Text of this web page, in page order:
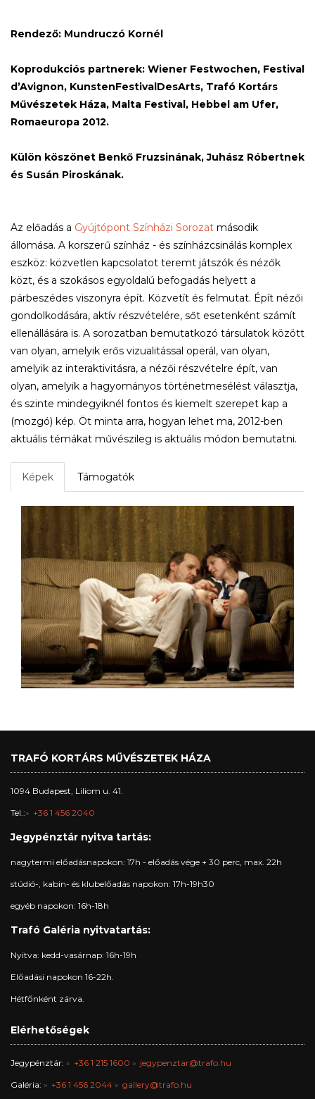
Rendező: Mundruczó Kornél
Koprodukciós partnerek: Wiener Festwochen, Festival
d’Avignon, KunstenFestivalDesArts, Trafó Kortárs
Művészetek Háza, Malta Festival, Hebbel am Ufer,
Romaeuropa 2012.
Külön köszönet Benkő Fruzsinának, Juhász Róbertnek
és Susán Piroskának.
Az előadás a Gyújtópont Színházi Sorozat második
állomása. A korszerű színház - és színházcsinálás komplex
eszköz: közvetlen kapcsolatot teremt játszók és nézők
közt, és a szokásos egyoldalú befogadás helyett a
párbeszédes viszonyra épít. Közvetít és felmutat. Épít nézői
gondolkodására, aktív részvételére, sőt esetenként számít
ellenállására is. A sorozatban bemutatkozó társulatok között
van olyan, amelyik erős vizualitással operál, van olyan,
amelyik az interaktivitásra, a nézői részvételre épít, van
olyan, amelyik a hagyományos történetmesélést választja,
és szinte mindegyiknél fontos és kiemelt szerepet kap a
(mozgó) kép. Öt minta arra, hogyan lehet ma, 2012-ben
aktuális témákat művészileg is aktuális módon bemutatni.
Képek Támogatók
TRAFÓ KORTÁRS MŰVÉSZETEK HÁZA
1094 Budapest, Liliom u. 41.
Tel.: +36 1 456 2040
Jegypénztár nyitva tartás:
nagytermi előadásnapokon: 17h - előadás vége + 30 perc, max. 22h
stúdió-, kabin- és klubelőadás napokon: 17h-19h30
egyéb napokon: 16h-18h
Trafó Galéria nyitvatartás:
Nyitva: kedd-vasárnap: 16h-19h
Előadási napokon 16-22h.
Hétfőnként zárva.
Elérhetőségek
Jegypénztár: +36 1 215 1600 jegypenztar@trafo.hu
Galéria: +36 1 456 2044 gallery@trafo.hu